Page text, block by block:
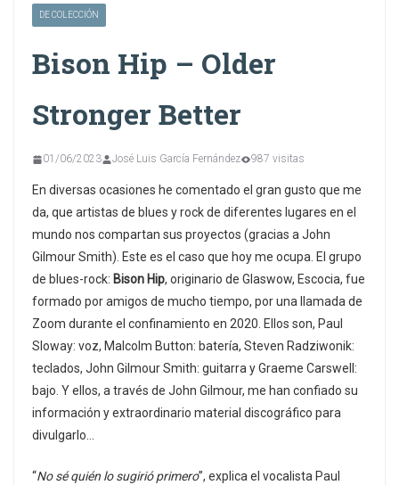
DE COLECCIÓN
Bison Hip – Older
Stronger Better
01/06/2023 José Luis García Fernández 987 visitas
En diversas ocasiones he comentado el gran gusto que me
da, que artistas de blues y rock de diferentes lugares en el
mundo nos compartan sus proyectos (gracias a John
Gilmour Smith). Este es el caso que hoy me ocupa. El grupo
de blues-rock: Bison Hip, originario de Glaswow, Escocia, fue
formado por amigos de mucho tiempo, por una llamada de
Zoom durante el confinamiento en 2020. Ellos son, Paul
Sloway: voz, Malcolm Button: batería, Steven Radziwonik:
teclados, John Gilmour Smith: guitarra y Graeme Carswell:
bajo. Y ellos, a través de John Gilmour, me han confiado su
información y extraordinario material discográfico para
divulgarlo…
“No sé quién lo sugirió primero”, explica el vocalista Paul